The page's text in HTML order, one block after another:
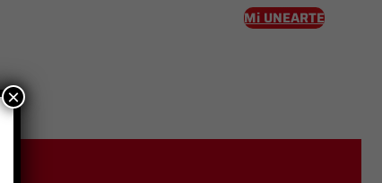
Mi UNEARTE
×